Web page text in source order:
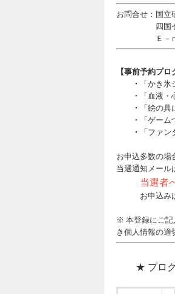
お問合せ：国立
四国セン
Ｅ－ｍａｉ
【事前予約プロ
・
「かき
・
「血液
・
「絵の具
・
「ゲー
・
「ファ
お申込多数の場
当選通知メール
当選者
お申込みは
※ 本登録にご記
き個人情報の適
★ プロ